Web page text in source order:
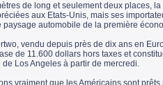
de long et seulement deux places,
aux Etats-Unis, mais ses
paysage automobile de la première
vendu depuis près de dix ans en
de 11.600 dollars hors taxes et
de Los Angeles à partir de mercredi.
vraiment que les Américains sont